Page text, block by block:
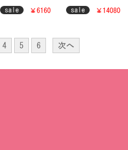
ャツワンピース
オシャレ KPOP
sale ￥6160
IZONE アイズワ
ン 衣装 仮装
sale ￥14080
4 5 6 次へ